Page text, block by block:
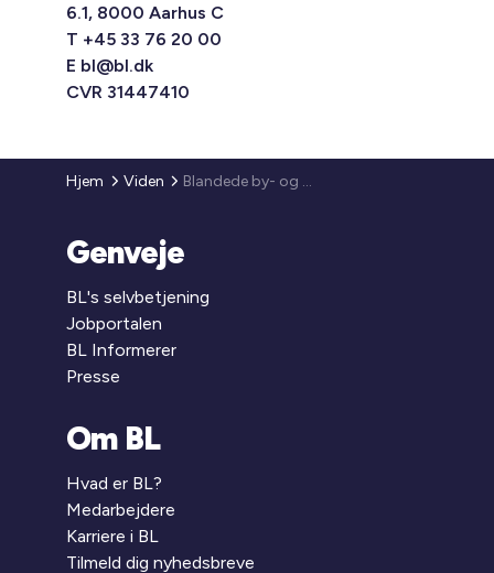
6.1, 8000 Aarhus C
T +45 33 76 20 00
E bl@bl.dk
CVR 31447410
Hjem Viden Blandede by- og boligområder
Genveje
BL's selvbetjening
Jobportalen
BL Informerer
Presse
Om BL
Hvad er BL?
Medarbejdere
Karriere i BL
Tilmeld dig nyhedsbreve